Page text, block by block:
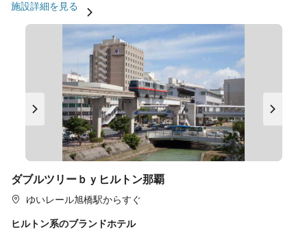
施設詳細を見る
ダブルツリーｂｙヒルトン那覇
ゆいレール旭橋駅からすぐ
ヒルトン系のブランドホテル